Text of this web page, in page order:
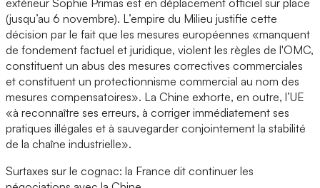
(jusqu’au 6 novembre). L’empire du Milieu justifie cette
décision par le fait que les mesures européennes «manquent
de fondement factuel et juridique, violent les règles de l'OMC,
constituent un abus des mesures correctives commerciales
et constituent un protectionnisme commercial au nom des
mesures compensatoires». La Chine exhorte, en outre, l’UE
«à reconnaître ses erreurs, à corriger immédiatement ses
pratiques illégales et à sauvegarder conjointement la stabilité
de la chaîne industrielle».
Surtaxes sur le cognac: la France dit continuer les